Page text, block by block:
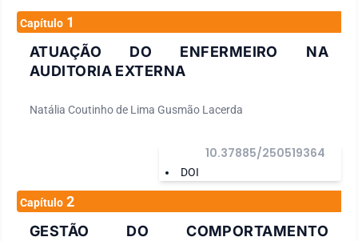
Capítulo 1
ATUAÇÃO DO ENFERMEIRO NA
AUDITORIA EXTERNA
Natália Coutinho de Lima Gusmão Lacerda
DOI
10.37885/250519364
Capítulo 2
GESTÃO DO COMPORTAMENTO